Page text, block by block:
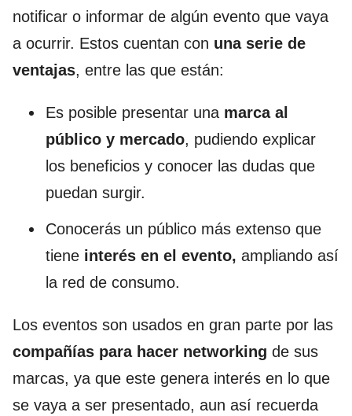
notificar o informar de algún evento que vaya
a ocurrir. Estos cuentan con una serie de
ventajas, entre las que están:
Es posible presentar una marca al
público y mercado, pudiendo explicar
los beneficios y conocer las dudas que
puedan surgir.
Conocerás un público más extenso que
tiene interés en el evento, ampliando así
la red de consumo.
Los eventos son usados en gran parte por las
compañías para hacer networking de sus
marcas, ya que este genera interés en lo que
se vaya a ser presentado, aun así recuerda